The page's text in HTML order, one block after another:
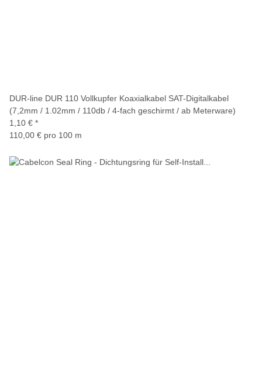
DUR-line DUR 110 Vollkupfer Koaxialkabel SAT-Digitalkabel
(7,2mm / 1.02mm / 110db / 4-fach geschirmt / ab Meterware)
1,10 € *
110,00 € pro 100 m